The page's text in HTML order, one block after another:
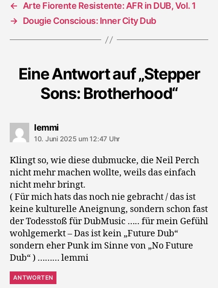
←
Arte Fiorente Resistente: AFR in DUB, Vol. 1
→ Dougie Conscious: Inner City Dub
Eine Antwort auf „Stepper
Sons: Brotherhood“
lemmisagt:
10. Juni 2025 um 12:47 Uhr
Klingt so, wie diese dubmucke, die Neil Perch
nicht mehr machen wollte, weils das einfach
nicht mehr bringt.
( Für mich hats das noch nie gebracht / das ist
keine kulturelle Aneignung, sondern schon fast
der Todesstoß für DubMusic ….. für mein Gefühl
wohlgemerkt – Das ist kein „Future Dub“
sondern eher Punk im Sinne von „No Future
Dub“ ) ……… lemmi
ANTWORTEN